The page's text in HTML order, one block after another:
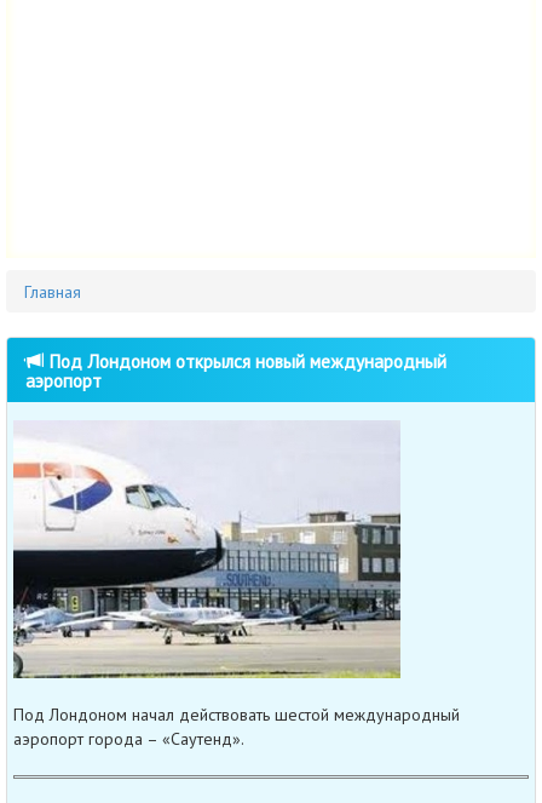
Главная
Под Лондоном открылся новый международный
аэропорт
Под Лондоном начал действовать шестой международный
аэропорт города – «Саутенд».